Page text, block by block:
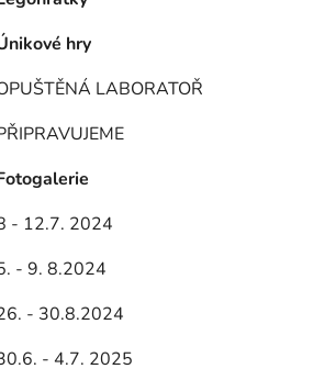
hry
LABORATOŘ
- 12.7. 2024
- 9. 8.2024
- 30.8.2024
- 4.7. 2025